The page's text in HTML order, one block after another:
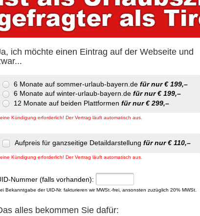
ich möchte einen Eintrag auf der Webseite und
6 Monate auf sommer-urlaub-bayern.de für nur € 199,–
6 Monate auf winter-urlaub-bayern.de für nur € 199,–
12 Monate auf beiden Plattformen für nur € 299,–
Kündigung erforderlich! Der Vertrag läuft automatisch aus.
Aufpreis für ganzseitige Detaildarstellung für nur € 110,–
Kündigung erforderlich! Der Vertrag läuft automatisch aus.
Nummer (falls vorhanden):
Bekanntgabe der UID-Nr. fakturieren wir MWSt.-frei, ansonsten zuzüglich 20% MWSt.
alles bekommen Sie dafür: